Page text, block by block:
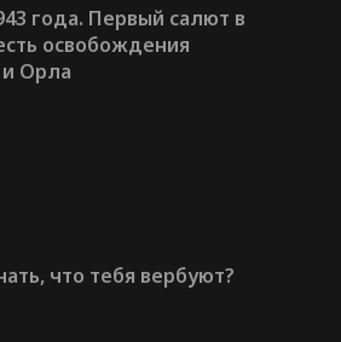
года. Первый салют в
освобождения
Орла
что тебя вербуют?